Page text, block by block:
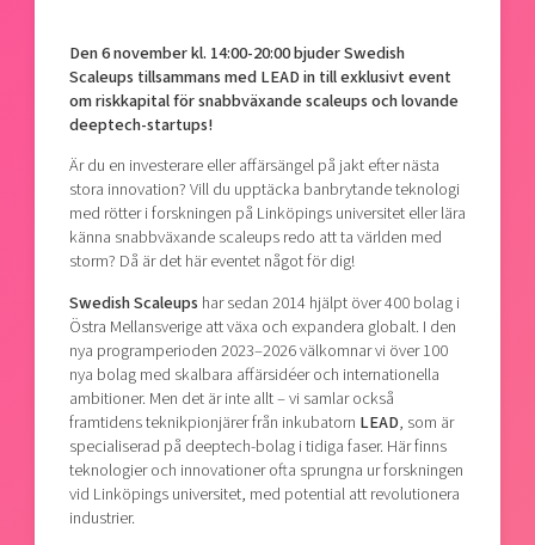
Den 6 november kl. 14:00-20:00 bjuder Swedish
Scaleups tillsammans med LEAD intill exklusivt event
om riskkapital för snabbväxande scaleups och lovande
deeptech-startups!
Är du en investerare eller affärsängel på jakt efter nästa
stora innovation? Vill du upptäcka banbrytande teknologi
med rötter i forskningen på Linköpings universitet eller lära
känna snabbväxande scaleups redo att ta världen med
storm? Då är det här eventet något för dig!
Swedish Scaleups har sedan 2014 hjälpt över 400 bolag i
Östra Mellansverige att växa och expandera globalt. I den
nya programperioden 2023–2026 välkomnar vi över 100
nya bolag med skalbara affärsidéer och internationella
ambitioner. Men det är inte allt – vi samlar också
framtidens teknikpionjärer från inkubatorn LEAD, som är
specialiserad på deeptech-bolag i tidiga faser. Här finns
teknologier och innovationer ofta sprungna ur forskningen
vid Linköpings universitet, med potential att revolutionera
industrier.